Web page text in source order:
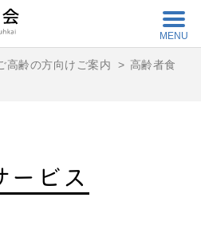
MENU
高齢の方向けご案内 > 高齢者食
ービス